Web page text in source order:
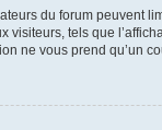
du forum
tels que
ne vous prend qu’un